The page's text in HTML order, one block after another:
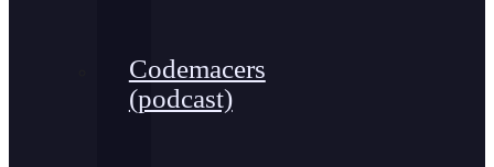
Codemacers
(podcast)